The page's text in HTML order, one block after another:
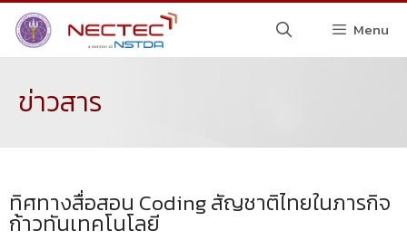
Menu
ข่าวสาร
ทิศทางสื่อสอน Coding สัญชาติไทยในภารกิจ
ก้าวทันเทคโนโลยี